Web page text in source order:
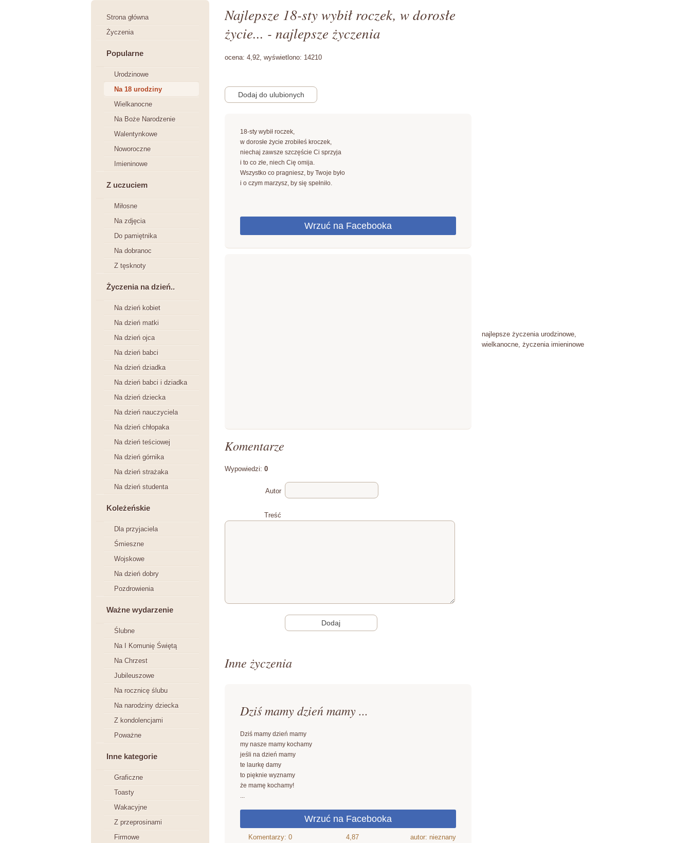
Strona główna
Życzenia
Popularne
Urodzinowe
Na 18 urodziny
Wielkanocne
Na Boże Narodzenie
Walentynkowe
Noworoczne
Imieninowe
Z uczuciem
Miłosne
Na zdjęcia
Do pamiętnika
Na dobranoc
Z tęsknoty
Życzenia na dzień..
Na dzień kobiet
Na dzień matki
Na dzień ojca
Na dzień babci
Na dzień dziadka
Na dzień babci i dziadka
Na dzień dziecka
Na dzień nauczyciela
Na dzień chłopaka
Na dzień teściowej
Na dzień górnika
Na dzień strażaka
Na dzień studenta
Koleżeńskie
Dla przyjaciela
Śmieszne
Wojskowe
Na dzień dobry
Pozdrowienia
Ważne wydarzenie
Ślubne
Na I Komunię Świętą
Na Chrzest
Jubileuszowe
Na rocznicę ślubu
Na narodziny dziecka
Z kondolencjami
Poważne
Inne kategorie
Graficzne
Toasty
Wakacyjne
Z przeprosinami
Firmowe
Najlepsze 18-sty wybił roczek, w dorosłe
życie... - najlepsze życzenia
ocena: 4,92, wyświetlono: 14210
18-sty wybił roczek,
w dorosłe życie zrobiłeś kroczek,
niechaj zawsze szczęście Ci sprzyja
i to co złe, niech Cię omija.
Wszystko co pragniesz, by Twoje było
i o czym marzysz, by się spełniło.
Komentarze
Wypowiedzi: 0
Autor
Treść
Inne życzenia
Dziś mamy dzień mamy ...
Dziś mamy dzień mamy
my nasze mamy kochamy
jeśli na dzień mamy
te laurkę damy
to pięknie wyznamy
że mamę kochamy!
...
4,87 autor: nieznany
najlepsze życzenia urodzinowe,
wielkanocne, życzenia imieninowe